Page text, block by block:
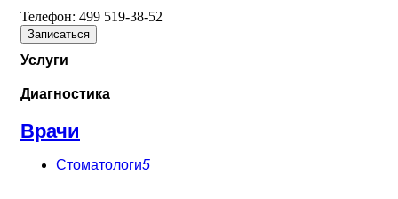
Телефон: 499 519-38-52
Записаться
Услуги
Диагностика
Врачи
Стоматологи5